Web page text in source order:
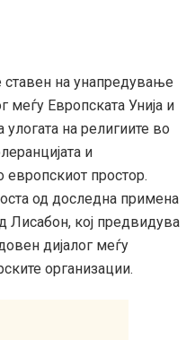
на унапредување
меѓу Европската Унија и
на религиите во
и
европскиот простор.
од доследна примена
Лисабон, кој предвидува
дијалог меѓу
организации.